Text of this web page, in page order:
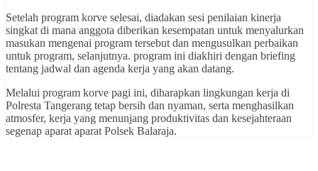
Setelah program korve selesai, diadakan sesi penilaian kinerja
singkat di mana anggota diberikan kesempatan untuk menyalurkan
masukan mengenai program tersebut dan mengusulkan perbaikan
untuk program, selanjutnya. program ini diakhiri dengan briefing
tentang jadwal dan agenda kerja yang akan datang.
Melalui program korve pagi ini, diharapkan lingkungan kerja di
Polresta Tangerang tetap bersih dan nyaman, serta menghasilkan
atmosfer, kerja yang menunjang produktivitas dan kesejahteraan
segenap aparat aparat Polsek Balaraja.